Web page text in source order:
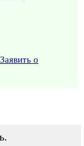
Заявить о